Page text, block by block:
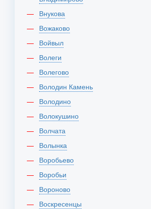
Внукова
Вожаково
Войвыл
Волеги
Волегово
Володин Камень
Володино
Волокушино
Волчата
Волынка
Воробьево
Воробьи
Вороново
Воскресенцы